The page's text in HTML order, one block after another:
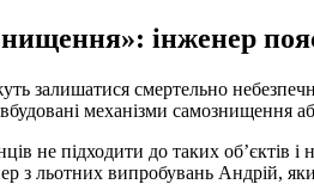
інженер
залишатися смертельно
механізми самознищення
не підходити до таких
з льотних випробувань Андрій,